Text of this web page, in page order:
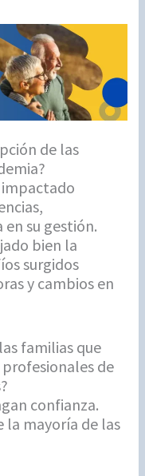
de las
impactado
en su gestión.
bien la
surgidos
y cambios en
familias que
de
confianza.
la mayoría de las